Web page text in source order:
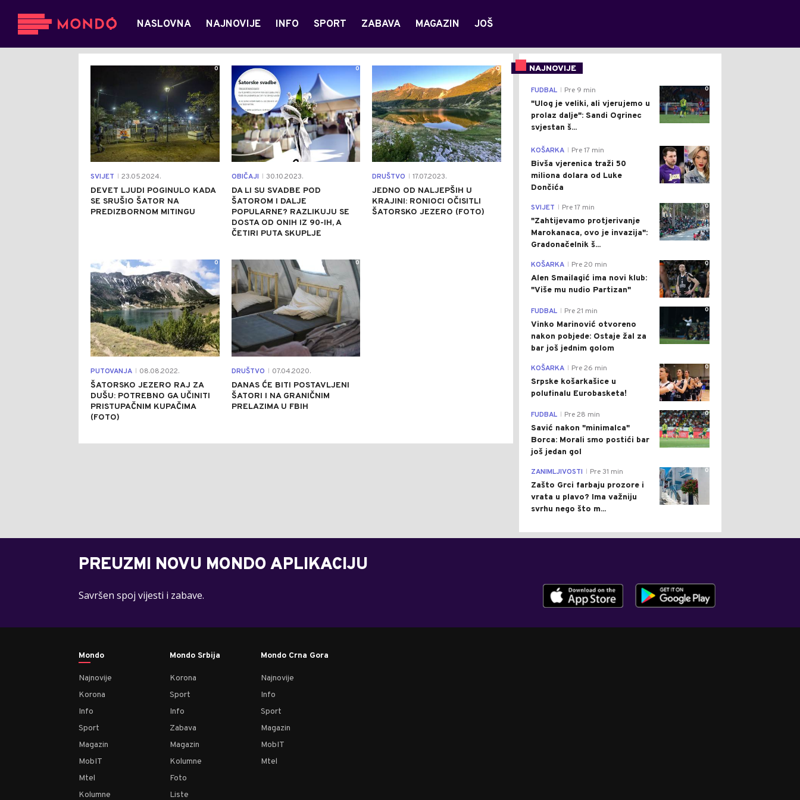
NASLOVNA NAJNOVIJE INFO SPORT ZABAVA MAGAZIN JOŠ
SVIJET 23.05.2024.
DEVET LJUDI POGINULO KADA
SE SRUŠIO ŠATOR NA
PREDIZBORNOM MITINGU
0
OBIČAJI 30.10.2023.
DA LI SU SVADBE POD
ŠATOROM I DALJE
POPULARNE? RAZLIKUJU SE
DOSTA OD ONIH IZ 90-IH, A
ČETIRI PUTA SKUPLJE
0
DRUŠTVO 17.07.2023.
JEDNO OD NALJEPŠIH U
KRAJINI: RONIOCI OČISITLI
ŠATORSKO JEZERO (FOTO)
0
PUTOVANJA 08.08.2022.
ŠATORSKO JEZERO RAJ ZA
DUŠU: POTREBNO GA UČINITI
PRISTUPAČNIM KUPAČIMA
(FOTO)
0
DRUŠTVO 07.04.2020.
DANAS ĆE BITI POSTAVLJENI
ŠATORI I NA GRANIČNIM
PRELAZIMA U FBIH
0
NAJNOVIJE
0
FUDBAL Pre 9 min
"Ulog je veliki, ali vjerujemo u
prolaz dalje": Sandi Ogrinec
svjestan š...
0
KOŠARKA Pre 17 min
Bivša vjerenica traži 50
miliona dolara od Luke
Dončića
0
SVIJET Pre 17 min
"Zahtijevamo protjerivanje
Marokanaca, ovo je invazija":
Gradonačelnik š...
0
KOŠARKA Pre 20 min
Alen Smailagić ima novi klub:
"Više mu nudio Partizan"
0
FUDBAL Pre 21 min
Vinko Marinović otvoreno
nakon pobjede: Ostaje žal za
bar još jednim golom
0
KOŠARKA Pre 26 min
Srpske košarkašice u
polufinalu Eurobasketa!
0
FUDBAL Pre 28 min
Savić nakon "minimalca"
Borca: Morali smo postići bar
još jedan gol
0
ZANIMLJIVOSTI Pre 31 min
Zašto Grci farbaju prozore i
vrata u plavo? Ima važniju
svrhu nego što m...
PREUZMI NOVU MONDO APLIKACIJU
Savršen spoj vijesti i zabave.
Mondo
Najnovije
Korona
Info
Sport
Magazin
MobIT
Mtel
Kolumne
Mondo Srbija
Korona
Sport
Info
Zabava
Magazin
Kolumne
Foto
Liste
Mondo Crna Gora
Najnovije
Info
Sport
Magazin
MobIT
Mtel